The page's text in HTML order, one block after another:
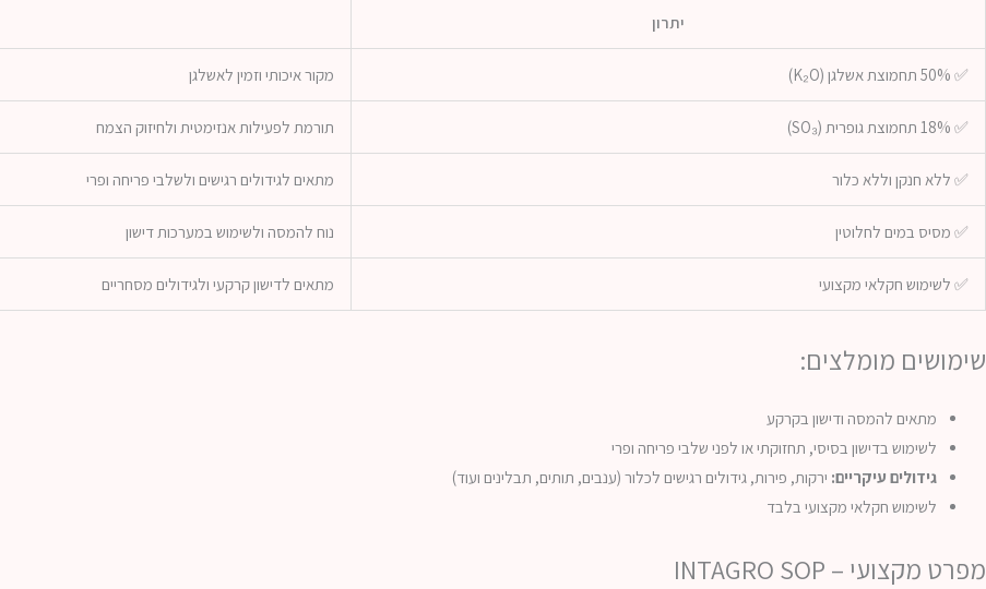
יתרון
✅ 50% תחמוצת אשלגן (K₂O) מקור איכותי וזמין לאשלגן
✅ 18% תחמוצת גופרית (SO₃) תורמת לפעילות אנזימטית ולחיזוק הצמח
✅ ללא חנקן וללא כלור מתאים לגידולים רגישים ולשלבי פריחה ופרי
✅ מסיס במים לחלוטין נוח להמסה ולשימוש במערכות דישון
✅ לשימוש חקלאי מקצועי מתאים לדישון קרקעי ולגידולים מסחריים
שימושים מומלצים:
מתאים להמסה ודישון בקרקע
לשימוש בדישון בסיסי, תחזוקתי או לפני שלבי פריחה ופרי
גידולים עיקריים: ירקות, פירות, גידולים רגישים לכלור (ענבים, תותים, תבלינים ועוד)
לשימוש חקלאי מקצועי בלבד
מפרט מקצועי – INTAGRO SOP